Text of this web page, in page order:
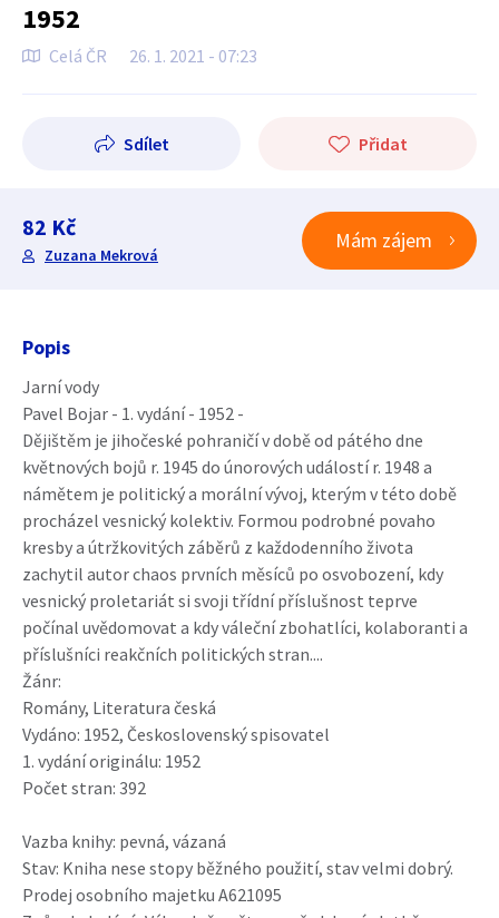
1952
Celá ČR 26. 1. 2021 - 07:23
Sdílet Přidat
82 Kč
Zuzana Mekrová
Mám zájem
Popis
Jarní vody
Pavel Bojar - 1. vydání - 1952 -
Dějištěm je jihočeské pohraničí v době od pátého dne
květnových bojů r. 1945 do únorových událostí r. 1948 a
námětem je politický a morální vývoj, kterým v této době
procházel vesnický kolektiv. Formou podrobné povaho
kresby a útržkovitých záběrů z každodenního života
zachytil autor chaos prvních měsíců po osvobození, kdy
vesnický proletariát si svoji třídní příslušnost teprve
počínal uvědomovat a kdy váleční zbohatlíci, kolaboranti a
příslušníci reakčních politických stran....
Žánr:
Romány, Literatura česká
Vydáno: 1952, Československý spisovatel
1. vydání originálu: 1952
Počet stran: 392
Vazba knihy: pevná, vázaná
Stav: Kniha nese stopy běžného použití, stav velmi dobrý.
Prodej osobního majetku A621095